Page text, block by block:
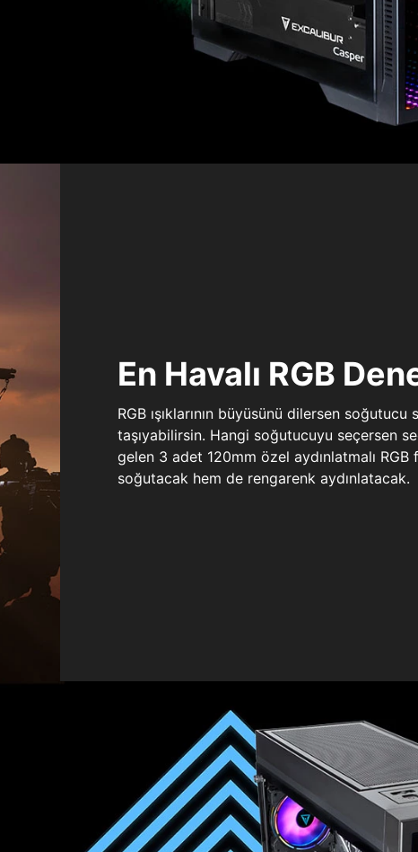
En Havalı RGB
RGB ışıklarının büyüsünü dilersen
taşıyabilirsin. Hangi soğutucuyu seçersen
gelen 3 adet 120mm özel aydınlatmalı RGB
soğutacak hem de rengarenk aydınlatacak.